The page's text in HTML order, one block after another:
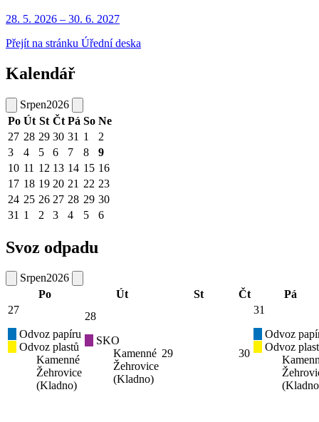
28. 5. 2026 – 30. 6. 2027
Přejít na stránku Úřední deska
Kalendář
Srpen2026
Po Út St Čt Pá So Ne
27 28 29 30 31 1
2
3
4 5 6 7 8
9
10 11 12 13 14 15 16
17 18 19 20 21 22 23
24 25 26 27 28 29 30
31 1 2 3 4 5 6
Svoz odpadu
Srpen2026
Po
Út St Čt
Pá
27
Odvoz papíru
Odvoz plastů
Kamenné
Žehrovice
(Kladno)
28
SKO
Kamenné
Žehrovice
(Kladno)
29 30
31
Odvoz
Odvoz